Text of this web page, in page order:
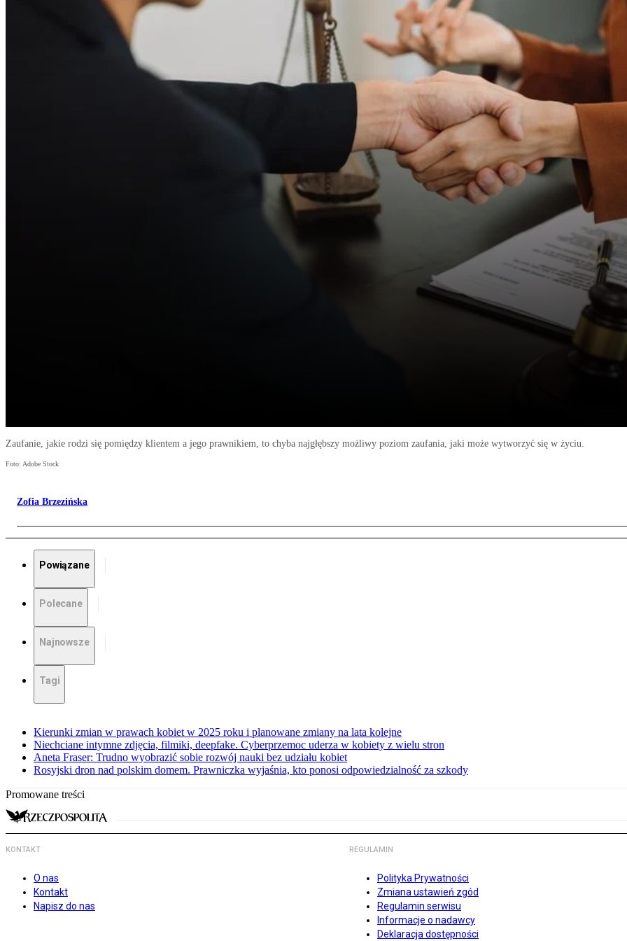
Zaufanie, jakie rodzi się pomiędzy klientem a jego prawnikiem, to chyba najgłębszy możliwy poziom zaufania, jaki może wytworzyć się w życiu.
Foto: Adobe Stock
Zofia Brzezińska
Powiązane
Polecane
Najnowsze
Tagi
Kierunki zmian w prawach kobiet w 2025 roku i planowane zmiany na lata kolejne
Niechciane intymne zdjęcia, filmiki, deepfake. Cyberprzemoc uderza w kobiety z wielu stron
Aneta Fraser: Trudno wyobrazić sobie rozwój nauki bez udziału kobiet
Rosyjski dron nad polskim domem. Prawniczka wyjaśnia, kto ponosi odpowiedzialność za szkody
Promowane treści
KONTAKT
O nas
Kontakt
Napisz do nas
REGULAMIN
Polityka Prywatności
Zmiana ustawień zgód
Regulamin serwisu
Informacje o nadawcy
Deklaracja dostępności